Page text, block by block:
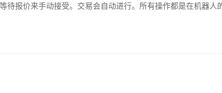
待报价来手动接受。交易会自动进行。所有操作都是在机器人